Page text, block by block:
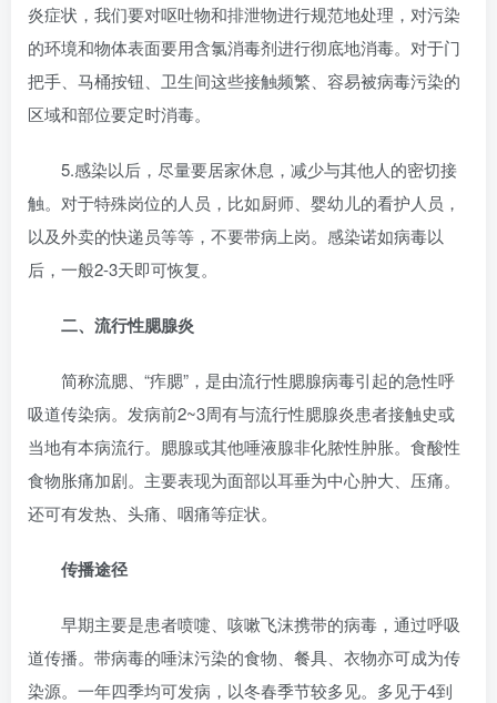
炎症状，我们要对呕吐物和排泄物进行规范地处理，对污染
的环境和物体表面要用含氯消毒剂进行彻底地消毒。对于门
把手、马桶按钮、卫生间这些接触频繁、容易被病毒污染的
区域和部位要定时消毒。
5.感染以后，尽量要居家休息，减少与其他人的密切接
触。对于特殊岗位的人员，比如厨师、婴幼儿的看护人员，
以及外卖的快递员等等，不要带病上岗。感染诺如病毒以
后，一般2-3天即可恢复。
二、流行性腮腺炎
简称流腮、“痄腮”，是由流行性腮腺病毒引起的急性呼
吸道传染病。发病前2~3周有与流行性腮腺炎患者接触史或
当地有本病流行。腮腺或其他唾液腺非化脓性肿胀。食酸性
食物胀痛加剧。主要表现为面部以耳垂为中心肿大、压痛。
还可有发热、头痛、咽痛等症状。
传播途径
早期主要是患者喷嚏、咳嗽飞沫携带的病毒，通过呼吸
道传播。带病毒的唾沫污染的食物、餐具、衣物亦可成为传
染源。一年四季均可发病，以冬春季节较多见。多见于4到